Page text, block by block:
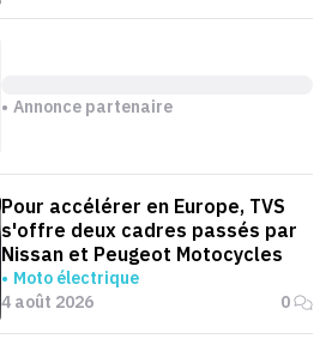
Annonce partenaire
Pour accélérer en Europe, TVS
s'offre deux cadres passés par
Nissan et Peugeot Motocycles
Moto électrique
4 août 2026
0